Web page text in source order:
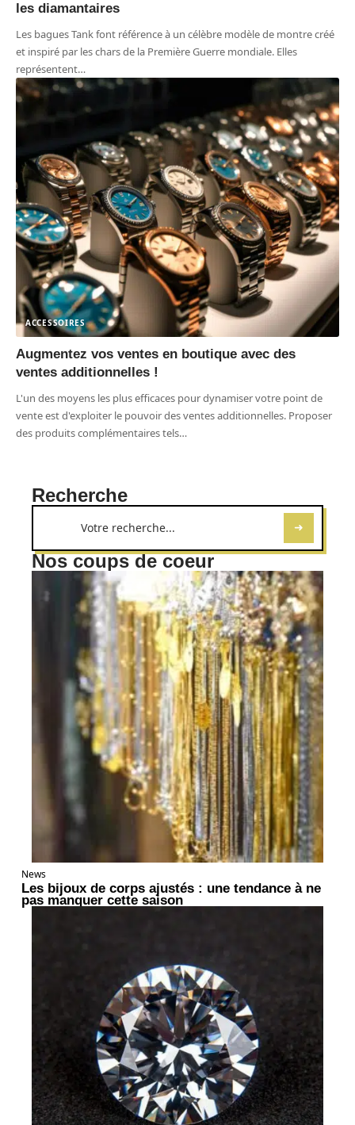
les diamantaires
Les bagues Tank font référence à un célèbre modèle de montre créé
et inspiré par les chars de la Première Guerre mondiale. Elles
représentent…
ACCESSOIRES
Augmentez vos ventes en boutique avec des
ventes additionnelles !
L'un des moyens les plus efficaces pour dynamiser votre point de
vente est d'exploiter le pouvoir des ventes additionnelles. Proposer
des produits complémentaires tels…
Recherche
Nos coups de coeur
News
Les bijoux de corps ajustés : une tendance à ne
pas manquer cette saison